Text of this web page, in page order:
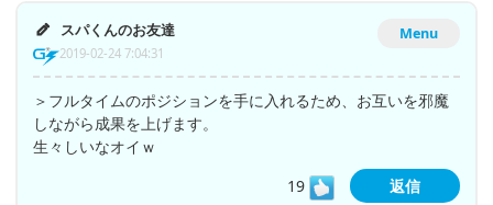
Menu
スパくんのお友達
2019-02-24 7:04:31
＞フルタイムのポジションを手に入れるため、お互いを邪魔
しながら成果を上げます。
生々しいなオイｗ
19
返信